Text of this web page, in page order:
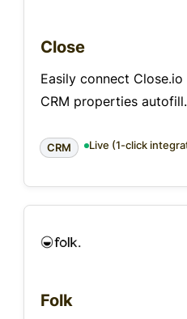
Close
Easily connect
CRM properties autofill.
CRM Live (1-click
Folk